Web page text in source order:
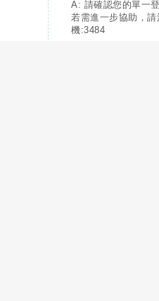
A: 請確認您的單一
若需進一步協助，
機:3484